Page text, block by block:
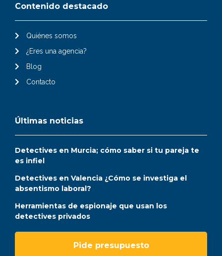
Contenido destacado
Quiénes somos
¿Eres una agencia?
Blog
Contacto
Últimas noticias
Detectives en Murcia; cómo saber si tu pareja te
es infiel
Detectives en Valencia ¿Cómo se investiga el
absentismo laboral?
Herramientas de espionaje que usan los
detectives privados
Pide presupuesto